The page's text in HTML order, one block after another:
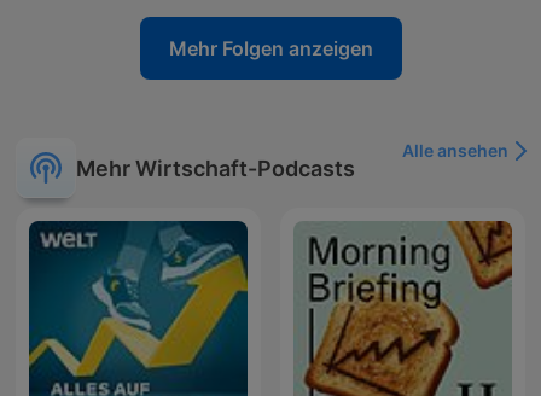
Mehr Folgen anzeigen
Mehr Wirtschaft-Podcasts
Alle ansehen